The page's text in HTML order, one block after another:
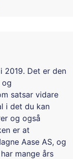
2019. Det er den
satsar vidare
i det du kan
og også
er at
Aase AS, og
mange års